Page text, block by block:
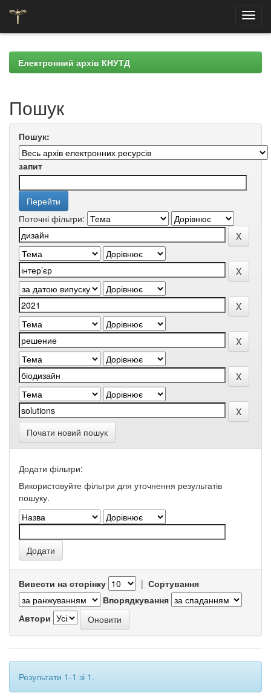
navigationЕлектронний архів КНУТД
Пошук
Пошук:
запит
Поточні фільтри:
Почати новий пошук
Додати фільтри:
Використовуйте фільтри для уточнення результатів
пошуку.
Вивести на сторінку | Сортування
Впорядкування
Автори
Результати 1-1 зі 1.